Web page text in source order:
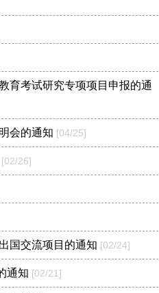
育考试研究专项项目申报的通
会的通知 [04/25]
[02/26]
国交流项目的通知 [02/24]
通知 [02/21]